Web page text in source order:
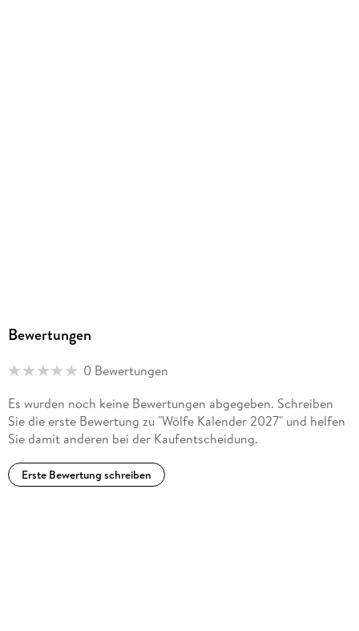
Bewertungen
0 Bewertungen
Es wurden noch keine Bewertungen abgegeben. Schreiben
Sie die erste Bewertung zu "Wölfe Kalender 2027" und helfen
Sie damit anderen bei der Kaufentscheidung.
Erste Bewertung schreiben